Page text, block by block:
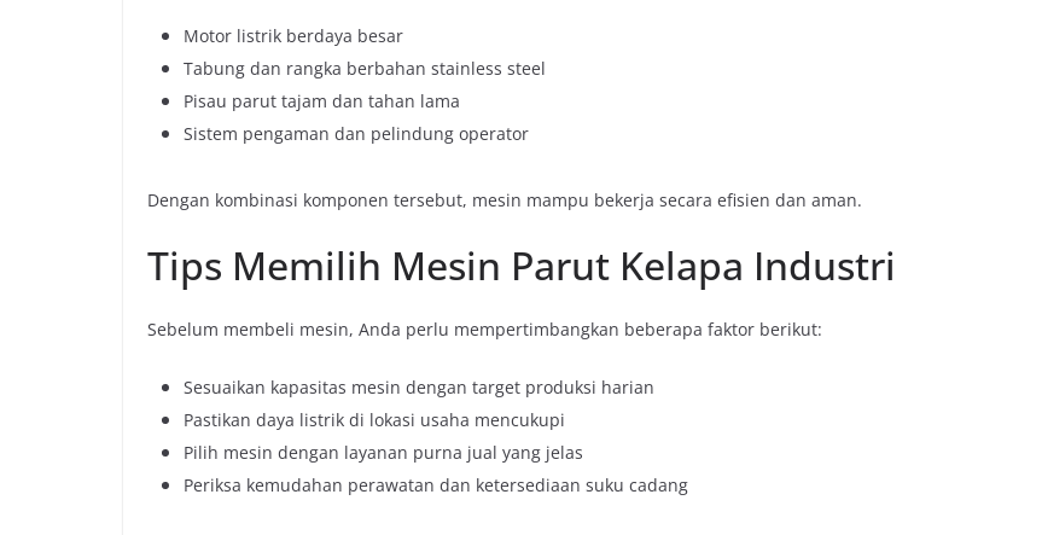
Motor listrik berdaya besar
Tabung dan rangka berbahan stainless steel
Pisau parut tajam dan tahan lama
Sistem pengaman dan pelindung operator
Dengan kombinasi komponen tersebut, mesin mampu bekerja secara efisien dan aman.
Tips Memilih Mesin Parut Kelapa Industri
Sebelum membeli mesin, Anda perlu mempertimbangkan beberapa faktor berikut:
Sesuaikan kapasitas mesin dengan target produksi harian
Pastikan daya listrik di lokasi usaha mencukupi
Pilih mesin dengan layanan purna jual yang jelas
Periksa kemudahan perawatan dan ketersediaan suku cadang